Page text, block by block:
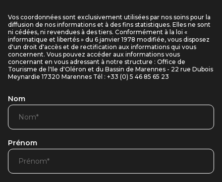
Vos coordonnées sont exclusivement utilisées par nos soins pour la
diffusion de nos informations et à des fins statistiques. Elles ne sont
ni cédées, ni revendues à des tiers. Conformément à la loi «
informatique et libertés » du 6 janvier 1978 modifiée, vous disposez
d'un droit d'accès et de rectification aux informations qui vous
concernent. Vous pouvez accéder aux informations vous
concernant en vous adressant à notre structure : Office de
Tourisme de l'Ile d'Oléron et du Bassin de Marennes - 22 rue Dubois
Meynardie 17320 Marennes Tél : +33 (0) 5 46 85 65 23
Nom
Prénom